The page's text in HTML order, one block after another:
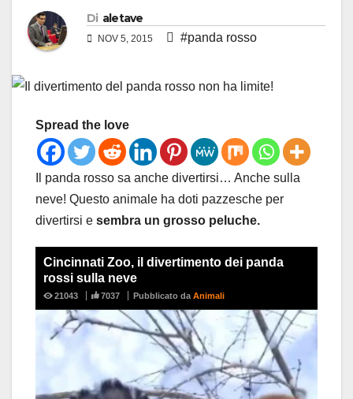
Di aletave
NOV 5, 2015 #panda rosso
Spread the love
Il panda rosso sa anche divertirsi… Anche sulla
neve! Questo animale ha doti pazzesche per
divertirsi e sembra un grosso peluche.